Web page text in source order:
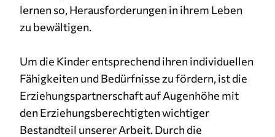
lernen so, Herausforderungen in ihrem Leben
zu bewältigen.
Um die Kinder entsprechend ihren individuellen
Fähigkeiten und Bedürfnisse zu fördern, ist die
Erziehungspartnerschaft auf Augenhöhe mit
den Erziehungsberechtigten wichtiger
Bestandteil unserer Arbeit. Durch die